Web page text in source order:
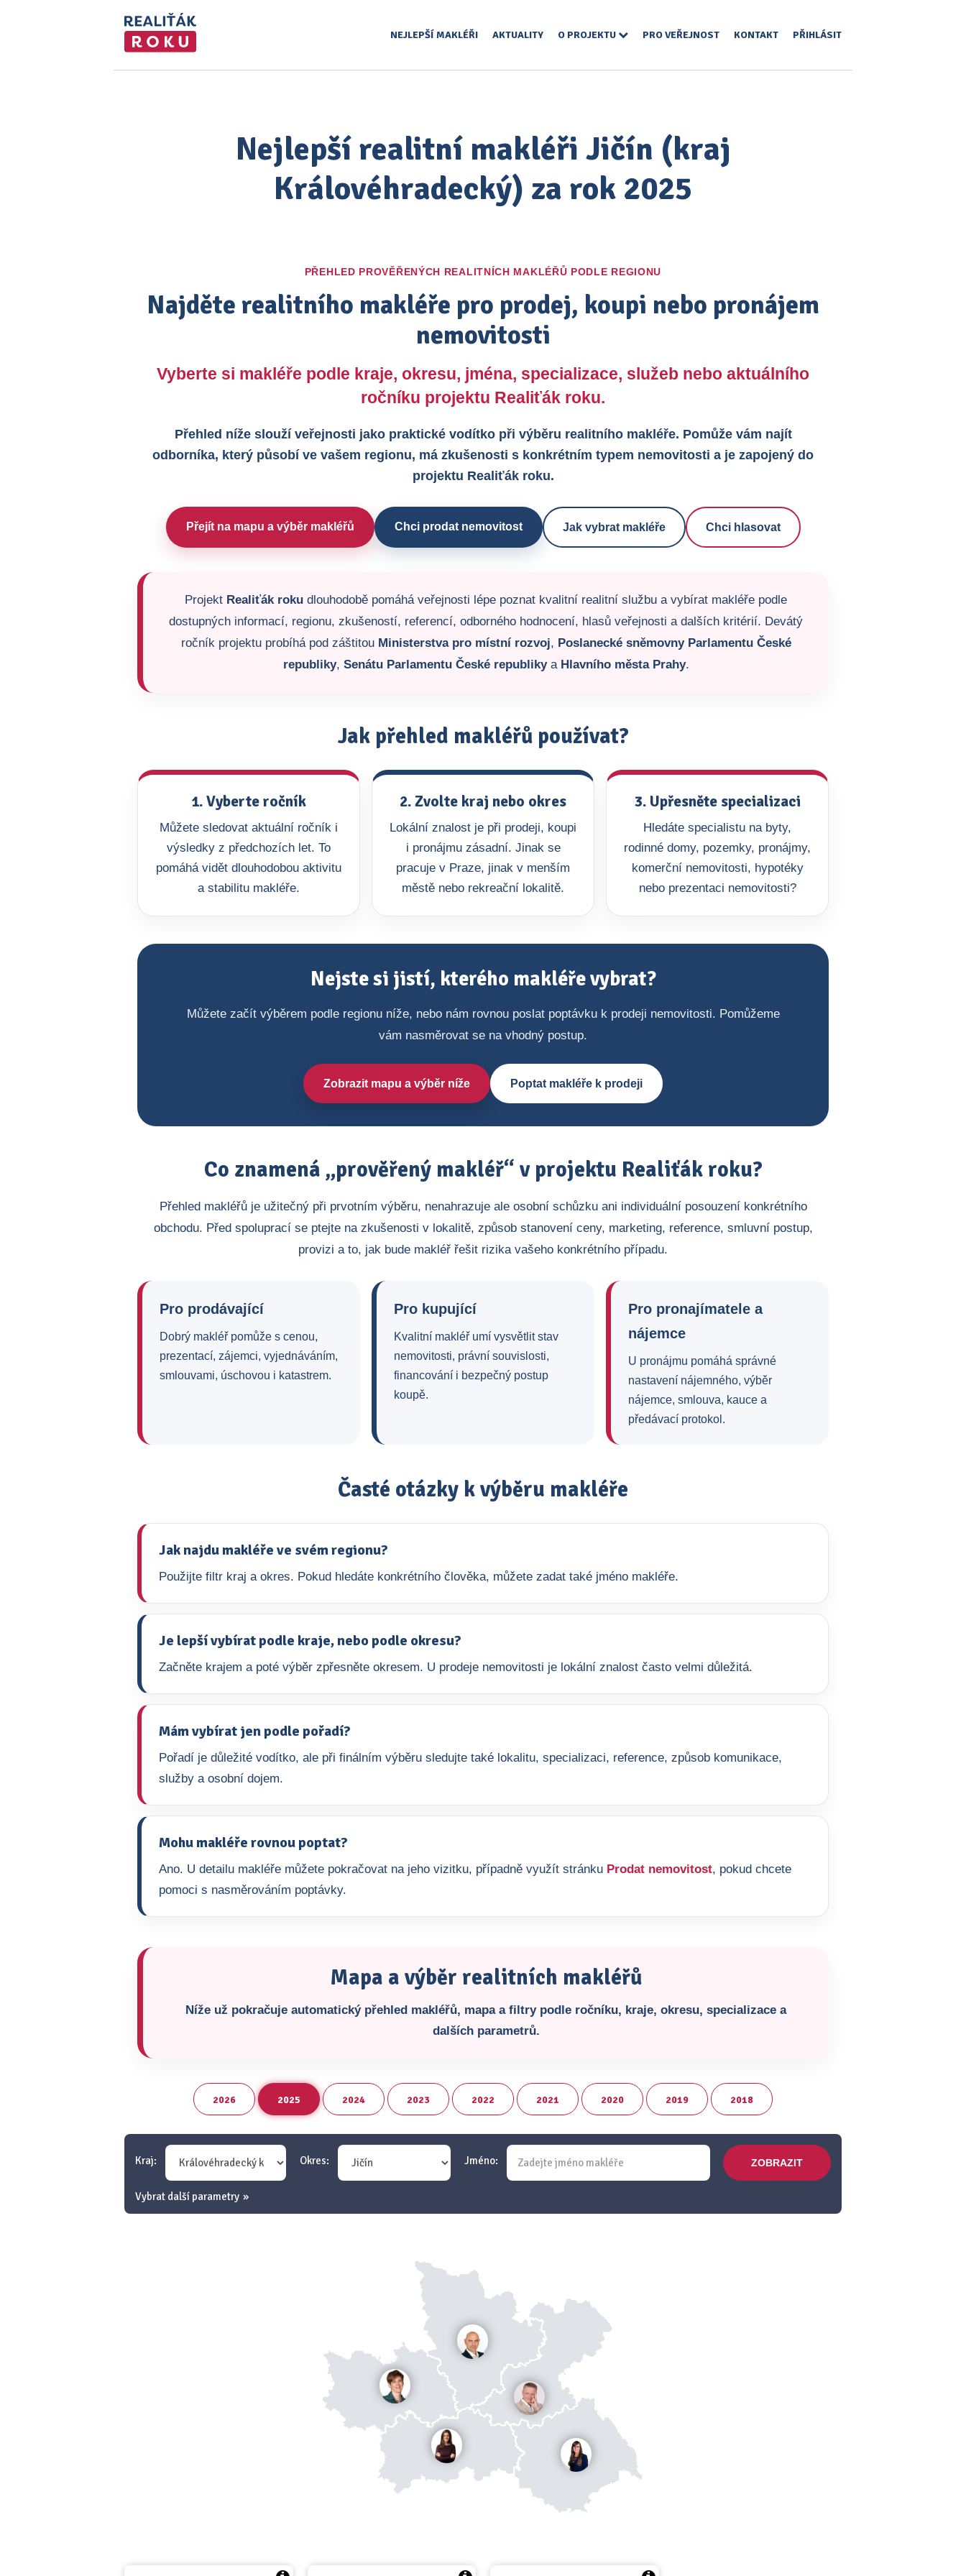
NEJLEPŠÍ MAKLÉŘI AKTUALITY O PROJEKTU PRO VEŘEJNOST KONTAKT PŘIHLÁSIT
Nejlepší realitní makléři Jičín (kraj
Královéhradecký) za rok 2025
PŘEHLED PROVĚŘENÝCH REALITNÍCH MAKLÉŘŮ PODLE REGIONU
Najděte realitního makléře pro prodej, koupi nebo pronájem
nemovitosti
Vyberte si makléře podle kraje, okresu, jména, specializace, služeb nebo aktuálního
ročníku projektu Realiťák roku.
Přehled níže slouží veřejnosti jako praktické vodítko při výběru realitního makléře. Pomůže vám najít
odborníka, který působí ve vašem regionu, má zkušenosti s konkrétním typem nemovitosti a je zapojený do
projektu Realiťák roku.
Přejít na mapu a výběr makléřů Chci prodat nemovitost Jak vybrat makléře Chci hlasovat
Projekt Realiťák roku dlouhodobě pomáhá veřejnosti lépe poznat kvalitní realitní službu a vybírat makléře podle
dostupných informací, regionu, zkušeností, referencí, odborného hodnocení, hlasů veřejnosti a dalších kritérií. Devátý
ročník projektu probíhá pod záštitou Ministerstva pro místní rozvoj, Poslanecké sněmovny Parlamentu České
republiky, Senátu Parlamentu České republikya Hlavního města Prahy.
Jak přehled makléřů používat?
1. Vyberte ročník
Můžete sledovat aktuální ročník i
výsledky z předchozích let. To
pomáhá vidět dlouhodobou aktivitu
a stabilitu makléře.
2. Zvolte kraj nebo okres
Lokální znalost je při prodeji, koupi
i pronájmu zásadní. Jinak se
pracuje v Praze, jinak v menším
městě nebo rekreační lokalitě.
3. Upřesněte specializaci
Hledáte specialistu na byty,
rodinné domy, pozemky, pronájmy,
komerční nemovitosti, hypotéky
nebo prezentaci nemovitosti?
Nejste si jistí, kterého makléře vybrat?
Můžete začít výběrem podle regionu níže, nebo nám rovnou poslat poptávku k prodeji nemovitosti. Pomůžeme
vám nasměrovat se na vhodný postup.
Zobrazit mapu a výběr níže Poptat makléře k prodeji
Co znamená „prověřený makléř“ v projektu Realiťák roku?
Přehled makléřů je užitečný při prvotním výběru, nenahrazuje ale osobní schůzku ani individuální posouzení konkrétního
obchodu. Před spoluprací se ptejte na zkušenosti v lokalitě, způsob stanovení ceny, marketing, reference, smluvní postup,
provizi a to, jak bude makléř řešit rizika vašeho konkrétního případu.
Pro prodávající
Dobrý makléř pomůže s cenou,
prezentací, zájemci, vyjednáváním,
smlouvami, úschovou i katastrem.
Pro kupující
Kvalitní makléř umí vysvětlit stav
nemovitosti, právní souvislosti,
financování i bezpečný postup
koupě.
Pro pronajímatele a
nájemce
U pronájmu pomáhá správné
nastavení nájemného, výběr
nájemce, smlouva, kauce a
předávací protokol.
Časté otázky k výběru makléře
Jak najdu makléře ve svém regionu?
Použijte filtr kraj a okres. Pokud hledáte konkrétního člověka, můžete zadat také jméno makléře.
Je lepší vybírat podle kraje, nebo podle okresu?
Začněte krajem a poté výběr zpřesněte okresem. U prodeje nemovitosti je lokální znalost často velmi důležitá.
Mám vybírat jen podle pořadí?
Pořadí je důležité vodítko, ale při finálním výběru sledujte také lokalitu, specializaci, reference, způsob komunikace,
služby a osobní dojem.
Mohu makléře rovnou poptat?
Ano. U detailu makléře můžete pokračovat na jeho vizitku, případně využít stránku Prodat nemovitost, pokud chcete
pomoci s nasměrováním poptávky.
Mapa a výběr realitních makléřů
Níže už pokračuje automatický přehled makléřů, mapa a filtry podle ročníku, kraje, okresu, specializace a
dalších parametrů.
2026 2025 2024 2023 2022 2021 2020 2019 2018
Kraj: Okres: Jméno:
Vybrat další parametry
ZOBRAZIT